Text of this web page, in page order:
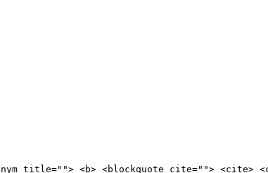
title=""> <b> <blockquote cite=""> <cite>